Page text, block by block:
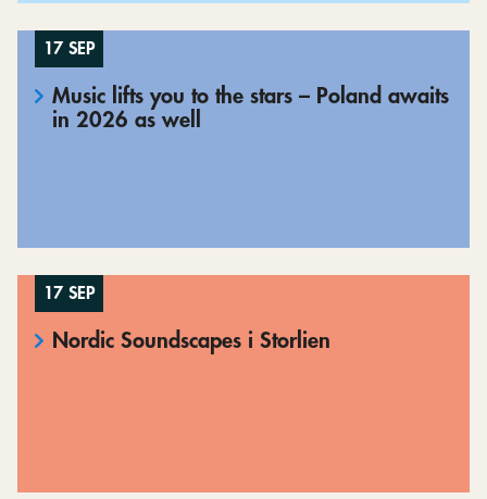
17 SEP
Music lifts you to the stars – Poland awaits
in 2026 as well
17 SEP
Nordic Soundscapes i Storlien